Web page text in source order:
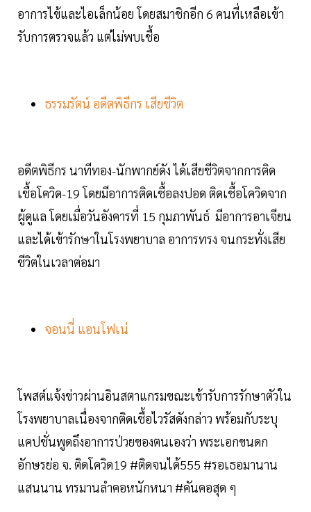
อาการไข้และไอเล็กน้อย โดยสมาชิกอีก 6 คนที่เหลือเข้า
รับการตรวจแล้ว แต่ไม่พบเชื้อ
ธรรมรัตน์ อดีตพิธีกร เสียชีวิต
อดีตพิธีกร นาทีทอง-นักพากย์ดัง ได้เสียชีวิตจากการติด
เชื้อโควิด-19 โดยมีอาการติดเชื้อลงปอด ติดเชื้อโควิดจาก
ผู้ดูแล โดยเมื่อวันอังคารที่ 15 กุมภาพันธ์ มีอาการอาเจียน
และได้เข้ารักษาในโรงพยาบาล อาการทรง จนกระทั่งเสีย
ชีวิตในเวลาต่อมา
จอนนี่ แอนโฟเน่
โพสต์แจ้งข่าวผ่านอินสตาแกรมขณะเข้ารับการรักษาตัวใน
โรงพยาบาลเนื่องจากติดเชื้อไวรัสดังกล่าว พร้อมกับระบุ
แคปชั่นพูดถึงอาการป่วยของตนเองว่า พระเอกขนดก
อักษรย่อ จ. ติดโควิด19 #ติดจนได้555 #รอเธอมานาน
แสนนาน ทรมานลำคอหนักหนา #คันคอสุด ๆ